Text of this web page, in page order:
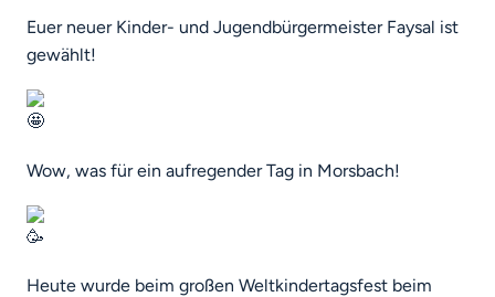
Euer neuer Kinder- und Jugendbürgermeister Faysal ist
gewählt!
Wow, was für ein aufregender Tag in Morsbach!
Heute wurde beim großen Weltkindertagsfest beim